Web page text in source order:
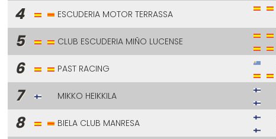
4 ESCUDERIA MOTOR TERRASSA
5 CLUB ESCUDERIA MIÑO LUCENSE
6 PAST RACING
7 MIKKO HEIKKILA
8 BIELA CLUB MANRESA